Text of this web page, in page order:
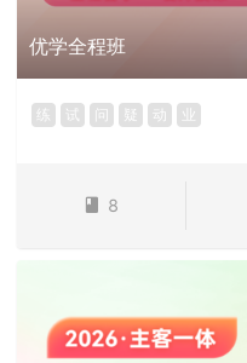
优学全程班
练 试 问 疑 动 业
8